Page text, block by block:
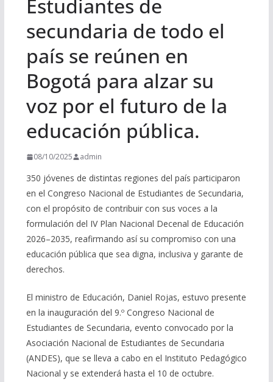
Estudiantes de
secundaria de todo el
país se reúnen en
Bogotá para alzar su
voz por el futuro de la
educación pública.
08/10/2025 admin
350 jóvenes de distintas regiones del país participaron
en el Congreso Nacional de Estudiantes de Secundaria,
con el propósito de contribuir con sus voces a la
formulación del IV Plan Nacional Decenal de Educación
2026–2035, reafirmando así su compromiso con una
educación pública que sea digna, inclusiva y garante de
derechos.
El ministro de Educación, Daniel Rojas, estuvo presente
en la inauguración del 9.º Congreso Nacional de
Estudiantes de Secundaria, evento convocado por la
Asociación Nacional de Estudiantes de Secundaria
(ANDES), que se lleva a cabo en el Instituto Pedagógico
Nacional y se extenderá hasta el 10 de octubre.